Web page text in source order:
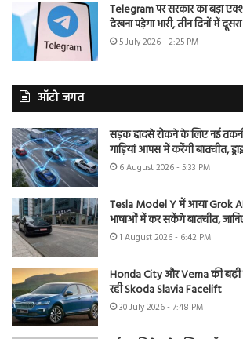
Telegram पर सरकार का बड़ा
देखना पड़ेगा भारी, तीन दिनों में
5 July 2026 - 2:25 PM
ऑटो जगत
सड़क हादसे रोकने के लिए नई
गाड़ियां आपस में करेंगी बातचीत,
6 August 2026 - 5:33 PM
Tesla Model Y में आया Grok
भाषाओं में कर सकेंगे बातचीत,
1 August 2026 - 6:42 PM
Honda City और Verna की
रही Skoda Slavia Facelift
30 July 2026 - 7:48 PM